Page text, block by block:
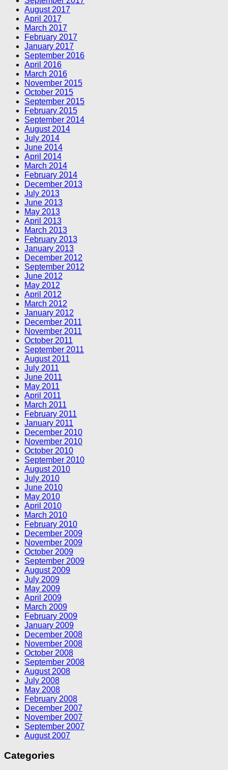
August 2017
April 2017
March 2017
February 2017
January 2017
September 2016
April 2016
March 2016
November 2015
October 2015
September 2015
February 2015
September 2014
August 2014
July 2014
June 2014
April 2014
March 2014
February 2014
December 2013
July 2013
June 2013
May 2013
April 2013
March 2013
February 2013
January 2013
December 2012
September 2012
June 2012
May 2012
April 2012
March 2012
January 2012
December 2011
November 2011
October 2011
September 2011
August 2011
July 2011
June 2011
May 2011
April 2011
March 2011
February 2011
January 2011
December 2010
November 2010
October 2010
September 2010
August 2010
July 2010
June 2010
May 2010
April 2010
March 2010
February 2010
December 2009
November 2009
October 2009
September 2009
August 2009
July 2009
May 2009
April 2009
March 2009
February 2009
January 2009
December 2008
November 2008
October 2008
September 2008
August 2008
July 2008
May 2008
February 2008
December 2007
November 2007
September 2007
August 2007
Categories